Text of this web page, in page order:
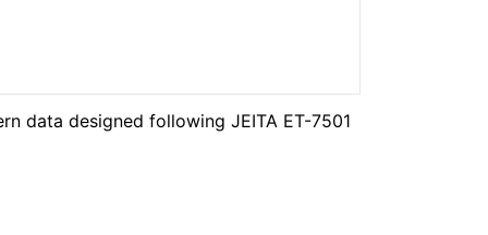
data designed following JEITA ET-7501